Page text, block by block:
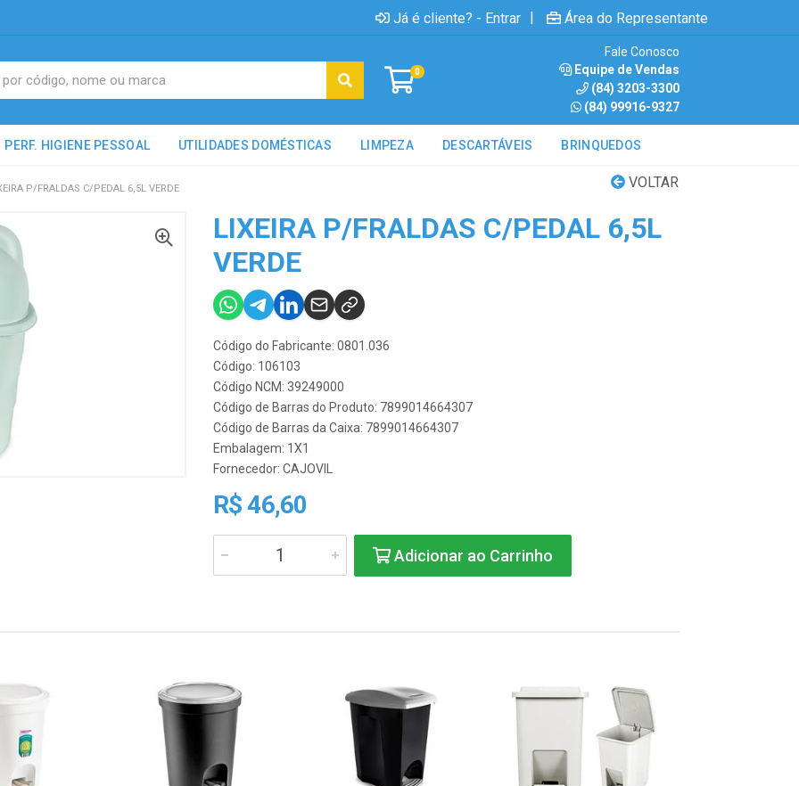
Já é cliente? - Entrar | Área do Representante
0
Fale Conosco
Equipe de Vendas
(84) 3203-3300
(84) 99916-9327
PERF. HIGIENE PESSOAL UTILIDADES DOMÉSTICAS LIMPEZA DESCARTÁVEIS BRINQUEDOS
VOLTAR
P/FRALDAS C/PEDAL 6,5L VERDE
LIXEIRA P/FRALDAS C/PEDAL 6,5L
VERDE
Código do Fabricante: 0801.036
Código: 106103
Código NCM: 39249000
Código de Barras do Produto: 7899014664307
Código de Barras da Caixa: 7899014664307
Embalagem: 1X1
Fornecedor: CAJOVIL
R$ 46,60
Adicionar ao Carrinho